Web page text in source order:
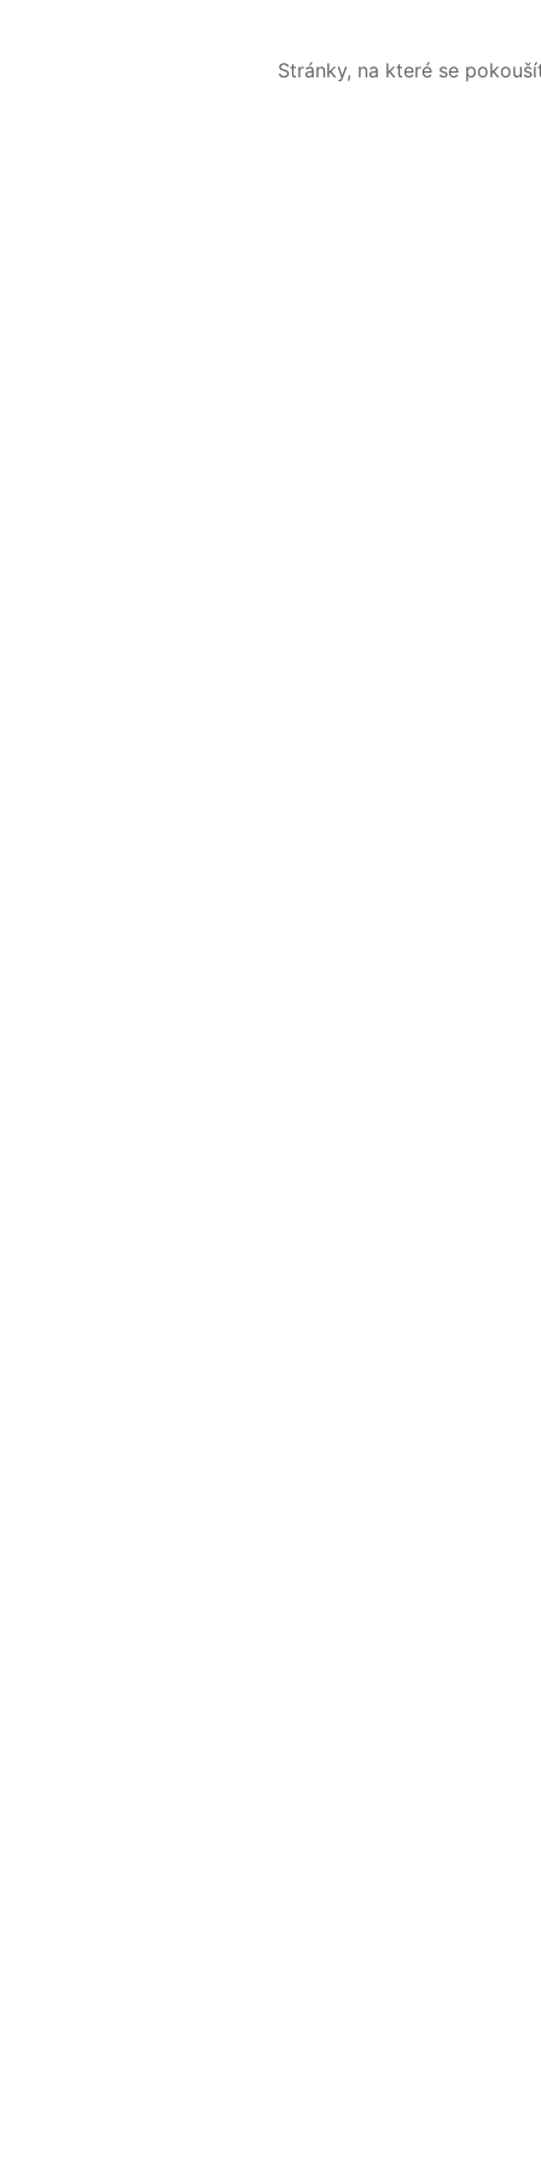
Stránky, na které se